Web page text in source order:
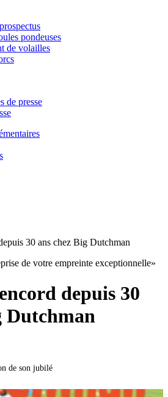
pondeuses
de volailles
de presse
30 ans chez Big Dutchman
de votre empreinte exceptionnelle»
depuis 30
Dutchman
de son jubilé